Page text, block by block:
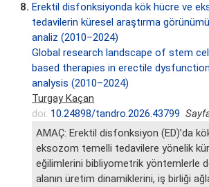
8. Erektil disfonksiyonda kök hücre ve
tedavilerin küresel araştırma
analiz (2010–2024)
Global research landscape of stem
based therapies in erectile
analysis (2010–2024)
Turgay Kaçan
doi: 10.24898/tandro.2026.43799
AMAÇ: Erektil disfonksiyon (ED)’da
eksozom temelli tedavilere yönelik
eğilimlerini bibliyometrik yöntemlerle
alanın üretim dinamiklerini, iş birliği